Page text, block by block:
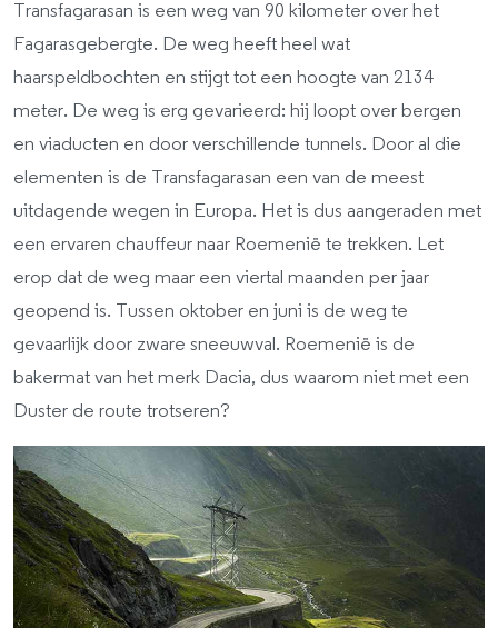
Transfagarasan is een weg van 90 kilometer over het
Fagarasgebergte. De weg heeft heel wat
haarspeldbochten en stijgt tot een hoogte van 2134
meter. De weg is erg gevarieerd: hij loopt over bergen
en viaducten en door verschillende tunnels. Door al die
elementen is de Transfagarasan een van de meest
uitdagende wegen in Europa. Het is dus aangeraden met
een ervaren chauffeur naar Roemenië te trekken. Let
erop dat de weg maar een viertal maanden per jaar
geopend is. Tussen oktober en juni is de weg te
gevaarlijk door zware sneeuwval. Roemenië is de
bakermat van het merk Dacia, dus waarom niet met een
Duster de route trotseren?